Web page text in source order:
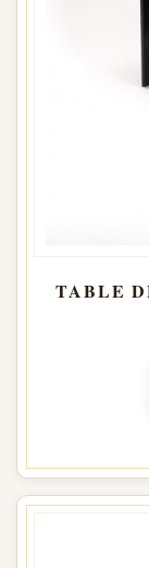
TABLE